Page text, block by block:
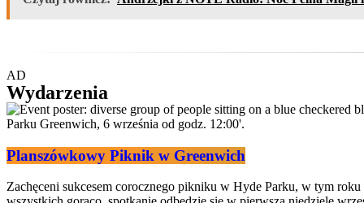
AD
Wydarzenia
Planszówkowy Piknik w Greenwich
Zachęceni sukcesem corocznego pikniku w Hyde Parku, w tym